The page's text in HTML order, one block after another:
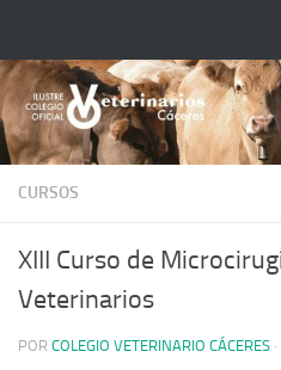
CURSOS
XIII Curso de
Veterinarios
POR COLEGIO VETERINARIO CÁCERES ·